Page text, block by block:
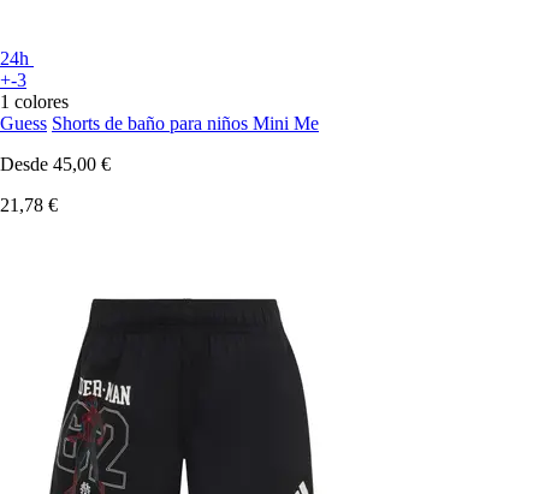
24h
+-3
1 colores
Guess Shorts de baño para niños Mini Me
Desde 45,00 €
21,78 €